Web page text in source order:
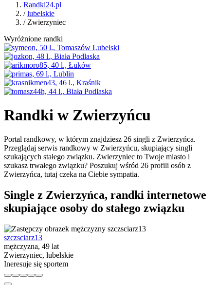
Randki24.pl
/lubelskie
/ Zwierzyniec
Wyróżnione randki
Randki w Zwierzyńcu
Portal randkowy, w którym znajdziesz 26 singli z Zwierzyńca.
Przeglądaj serwis randkowy w Zwierzyńcu, skupiający singli
szukających stałego związku. Zwierzyniec to Twoje miasto i
szukasz trwałego związku? Poszukuj wśród 26 profili osób z
Zwierzyńca, tutaj czeka na Ciebie sympatia.
Single z Zwierzyńca, randki internetowe
skupiające osoby do stałego związku
szczsciarz13
mężczyzna, 49 lat
Zwierzyniec, lubelskie
Ineresuje się sportem